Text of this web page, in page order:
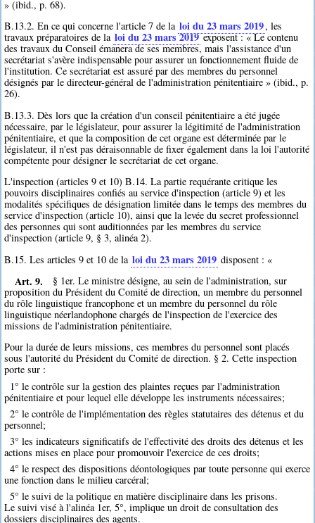
» (ibid., p. 68).
B.13.2. En ce qui concerne l'article 7 de la loi du 23 mars 2019, les
travaux préparatoires de la loi du 23 mars 2019exposent : « Le contenu
des travaux du Conseil émanera de ses membres, mais l'assistance d'un
secrétariat s'avère indispensable pour assurer un fonctionnement fluide de
l'institution. Ce secrétariat est assuré par des membres du personnel
désignés par le directeur-général de l'administration pénitentiaire » (ibid., p.
26).
B.13.3. Dès lors que la création d'un conseil pénitentiaire a été jugée
nécessaire, par le législateur, pour assurer la légitimité de l'administration
pénitentiaire, et que la composition de cet organe est déterminée par le
législateur, il n'est pas déraisonnable de fixer également dans la loi l'autorité
compétente pour désigner le secrétariat de cet organe.
L'inspection (articles 9 et 10) B.14. La partie requérante critique les
pouvoirs disciplinaires confiés au service d'inspection (article 9) et les
modalités spécifiques de désignation limitée dans le temps des membres du
service d'inspection (article 10), ainsi que la levée du secret professionnel
des personnes qui sont auditionnées par les membres du service
d'inspection (article 9, § 3, alinéa 2).
B.15. Les articles 9 et 10 de la loi du 23 mars 2019 disposent : «
Art. 9.
§ 1er. Le ministre désigne, au sein de l'administration, sur
proposition du Président du Comité de direction, un membre du personnel
du rôle linguistique francophone et un membre du personnel du rôle
linguistique néerlandophone chargés de l'inspection de l'exercice des
missions de l'administration pénitentiaire.
Pour la durée de leurs missions, ces membres du personnel sont placés
sous l'autorité du Président du Comité de direction. § 2. Cette inspection
porte sur :
1° le contrôle sur la gestion des plaintes reçues par l'administration
pénitentiaire et pour lequel elle développe les instruments nécessaires;
2° le contrôle de l'implémentation des règles statutaires des détenus et du
personnel;
3° les indicateurs significatifs de l'effectivité des droits des détenus et les
actions mises en place pour promouvoir l'exercice de ces droits;
4° le respect des dispositions déontologiques par toute personne qui exerce
une fonction dans le milieu carcéral;
5° le suivi de la politique en matière disciplinaire dans les prisons.
Le suivi visé à l'alinéa 1er, 5°, implique un droit de consultation des
dossiers disciplinaires des agents.